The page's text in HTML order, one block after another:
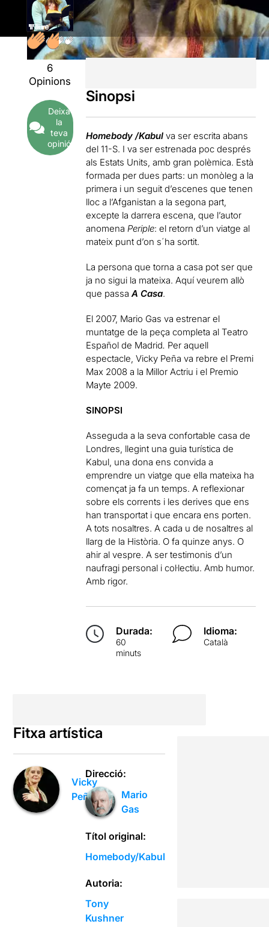
6
Opinions
Deixa
la
teva
opinió
Sinopsi
Homebody /Kabulva ser escrita abans
del 11-S. I va ser estrenada poc després
als Estats Units, amb gran polèmica. Està
formada per dues parts: un monòleg a la
primera i un seguit d’escenes que tenen
lloc a l’Afganistan a la segona part,
excepte la darrera escena, que l’autor
anomena Periple: el retorn d’un viatge al
mateix punt d’on s´ha sortit.
La persona que torna a casa pot ser que
ja no sigui la mateixa. Aquí veurem allò
que passaA Casa.
El 2007, Mario Gas va estrenar el
muntatge de la peça completa al Teatro
Español de Madrid. Per aquell
espectacle, Vicky Peña va rebre el Premi
Max 2008 a la Millor Actriu i el Premio
Mayte 2009.
SINOPSI
Asseguda a la seva confortable casa de
Londres, llegint una guia turística de
Kabul, una dona ens convida a
emprendre un viatge que ella mateixa ha
començat ja fa un temps. A reflexionar
sobre els corrents i les derives que ens
han transportat i que encara ens porten.
A tots nosaltres. A cada u de nosaltres al
llarg de la Història. O fa quinze anys. O
ahir al vespre. A ser testimonis d’un
naufragi personal i col·lectiu. Amb humor.
Amb rigor.
Durada:
60
minuts
Idioma:
Català
Fitxa artística
Vicky
Peña
Direcció:
Mario
Gas
Títol original:
Homebody/Kabul
Autoria:
Tony
Kushner